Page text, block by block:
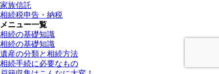
家族信託
相続税申告・納税
メニュー一覧
相続の基礎知識
相続の基礎知識
遺産の分類と相続方法
相続手続に必要なもの